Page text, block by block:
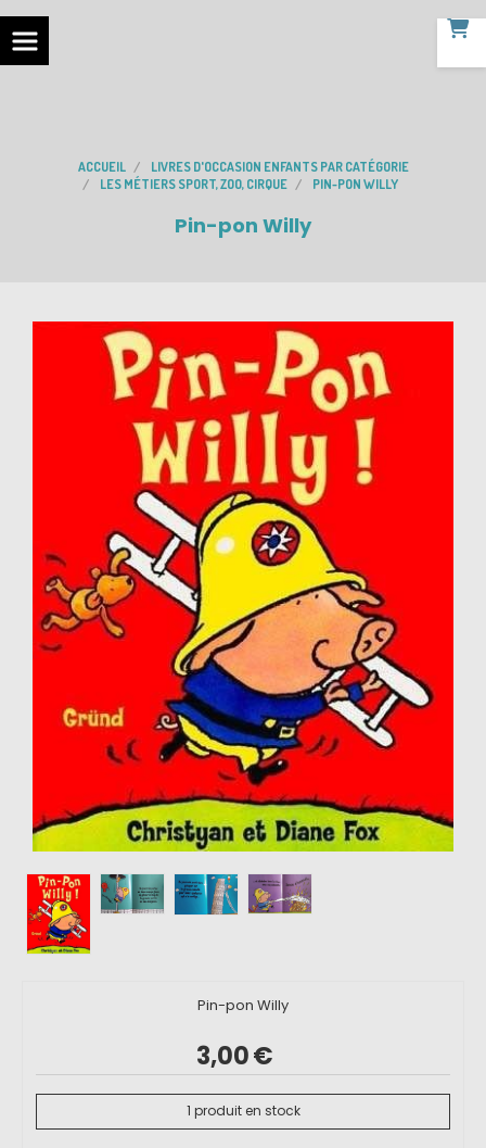
ACCUEIL
LIVRES D'OCCASION ENFANTS PAR CATÉGORIE
LES MÉTIERS SPORT, ZOO, CIRQUE
PIN-PON WILLY
Pin-pon Willy
Pin-pon Willy
3,00€
1 produit en stock